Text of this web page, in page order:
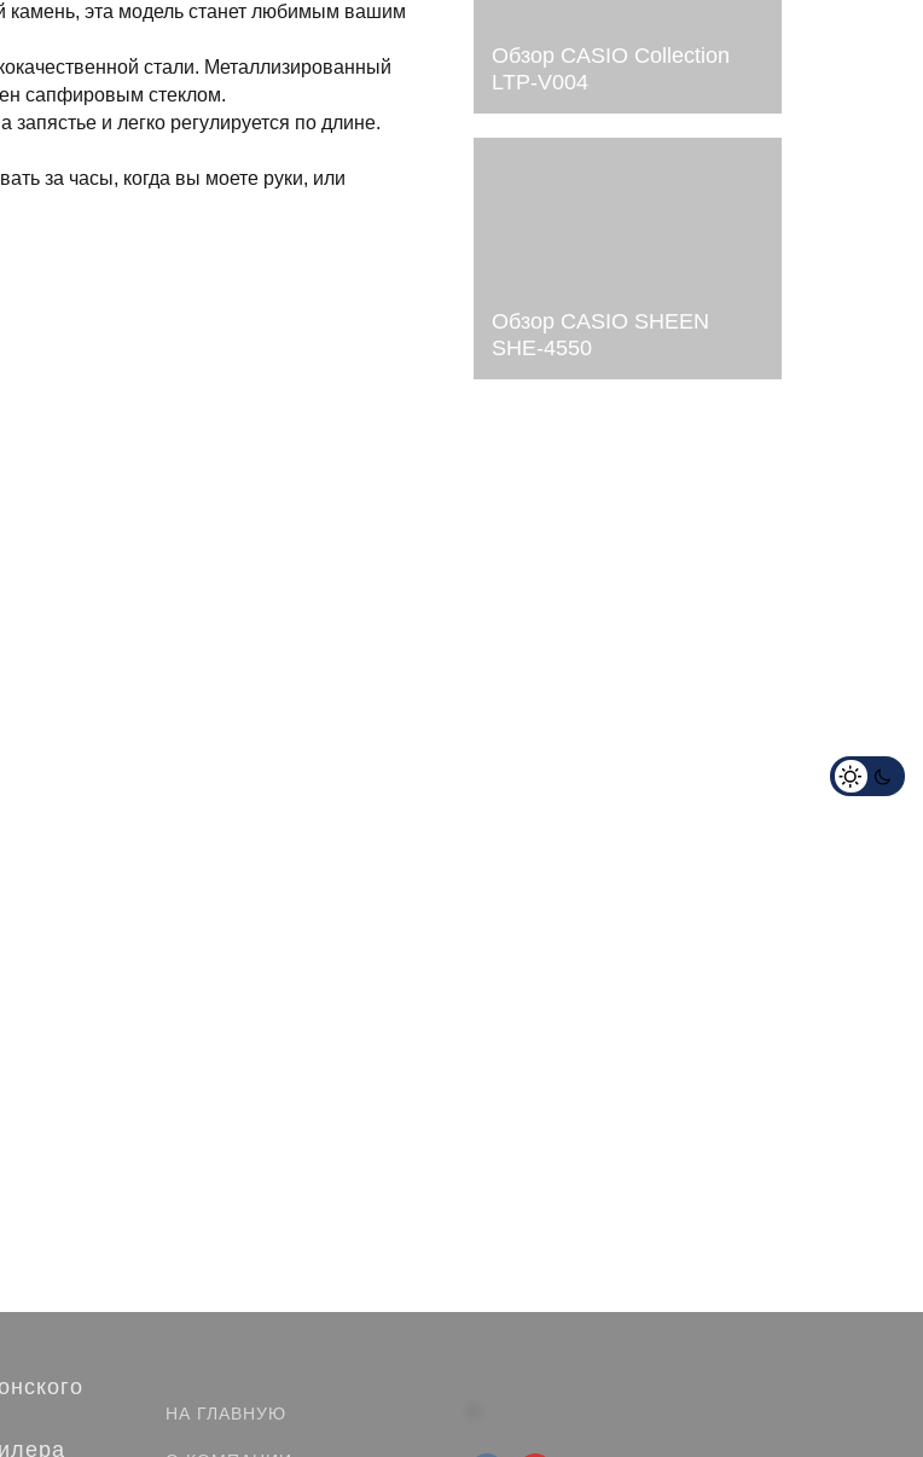
камень, эта модель станет любимым вашим
стали. Металлизированный
сапфировым стеклом.
и легко регулируется по длине.
за часы, когда вы моете руки, или
Обзор CASIO Collection
LTP-V004
Обзор CASIO SHEEN
SHE-4550
НА ГЛАВНУЮ